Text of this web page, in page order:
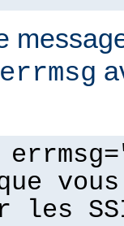
errmsg
les